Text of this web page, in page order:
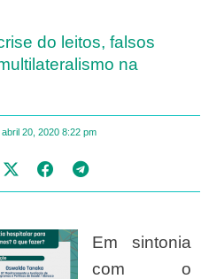
do leitos, falsos
na
abril 20, 2020 8:22 pm
Em sintonia
com o